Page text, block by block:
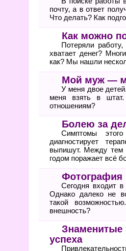
почту, а в ответ
Что делать? Как
Как можно
Потеряли
хватает денег?
как? Мы нашли
Мой муж —
У меня двое
меня взять в
отношениям?
Болею за
Симптомы
диагностирует
выпишут. Между тем
годом поражает всё
Фотография
Сегодня входит
Однако далеко не
такой
внешность?
Знаменитые
успеха